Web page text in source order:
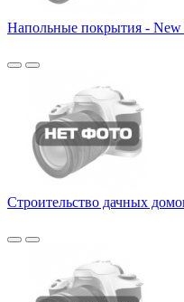
Напольные покрытия - New
Строительство дачных